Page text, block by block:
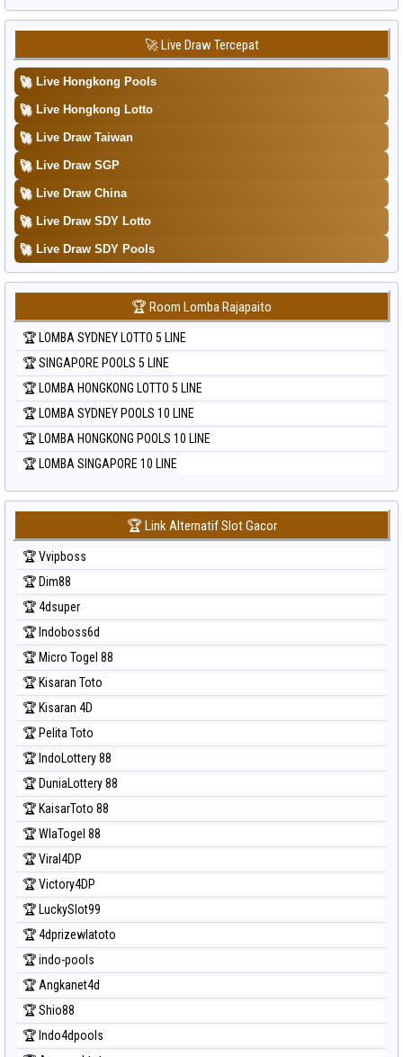
Data Togel Sydney
Data Togel Sydney Lottery
Data Togel Sydney Lottery 6d
Data Togel Sydney Lotto
Data Togel Sydney Pools 6d
Data Togel Taipei
Data Togel Taiwan
🚀 Live Draw Tercepat
🚀 Live Hongkong Pools
🚀 Live Hongkong Lotto
🚀 Live Draw Taiwan
🚀 Live Draw SGP
🚀 Live Draw China
🚀 Live Draw SDY Lotto
🚀 Live Draw SDY Pools
🏆 Room Lomba Rajapaito
🏆 LOMBA SYDNEY LOTTO 5 LINE
🏆 SINGAPORE POOLS 5 LINE
🏆 LOMBA HONGKONG LOTTO 5 LINE
🏆 LOMBA SYDNEY POOLS 10 LINE
🏆 LOMBA HONGKONG POOLS 10 LINE
🏆 LOMBA SINGAPORE 10 LINE
🏆 Link Alternatif Slot Gacor
🏆 Vvipboss
🏆 Dim88
🏆 4dsuper
🏆 Indoboss6d
🏆 Micro Togel 88
🏆 Kisaran Toto
🏆 Kisaran 4D
🏆 Pelita Toto
🏆 IndoLottery 88
🏆 DuniaLottery 88
🏆 KaisarToto 88
🏆 WlaTogel 88
🏆 Viral4DP
🏆 Victory4DP
🏆 LuckySlot99
🏆 4dprizewlatoto
🏆 indo-pools
🏆 Angkanet4d
🏆 Shio88
🏆 Indo4dpools